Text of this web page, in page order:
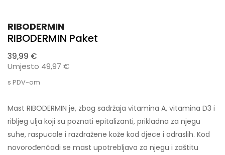
RIBODERMIN
RIBODERMIN Paket
39,99 €
Umjesto 49,97 €
s PDV-om
Mast RIBODERMIN je, zbog sadržaja vitamina A, vitamina D3 i
ribljeg ulja koji su poznati epitalizanti, prikladna za njegu
suhe, raspucale i razdražene kože kod djece i odraslih. Kod
novorođenčadi se mast upotrebljava za njegu i zaštitu